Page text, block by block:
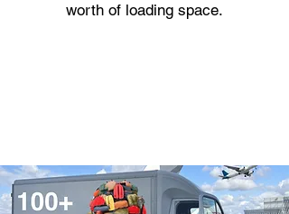
worth of loading space.